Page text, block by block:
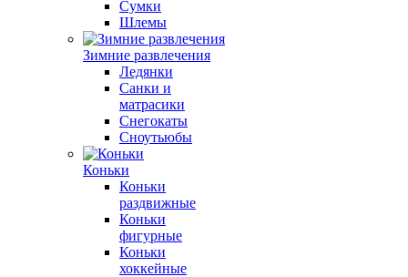
Сумки
Шлемы
Зимние развлечения
Ледянки
Санки и
матрасики
Снегокаты
Сноутьюбы
Коньки
Коньки
раздвижные
Коньки
фигурные
Коньки
хоккейные